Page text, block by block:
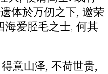
体於万仞之下, 邀荣
海爱胫毛之士, 何其
意山泽, 不荷世贵,